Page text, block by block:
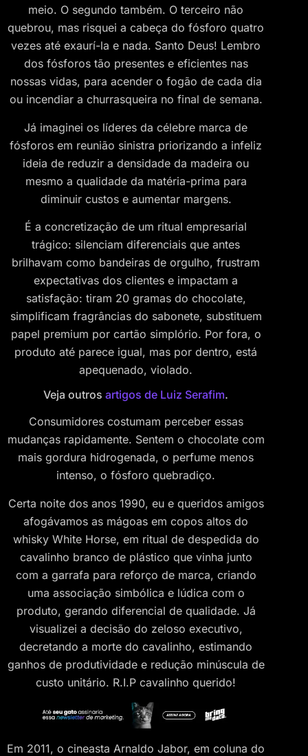
meio. O segundo também. O terceiro não
quebrou, mas risquei a cabeça do fósforo quatro
vezes até exaurí-la e nada. Santo Deus! Lembro
dos fósforos tão presentes e eficientes nas
nossas vidas, para acender o fogão de cada dia
ou incendiar a churrasqueira no final de semana.
Já imaginei os líderes da célebre marca de
fósforos em reunião sinistra priorizando a infeliz
ideia de reduzir a densidade da madeira ou
mesmo a qualidade da matéria-prima para
diminuir custos e aumentar margens.
É a concretização de um ritual empresarial
trágico: silenciam diferenciais que antes
brilhavam como bandeiras de orgulho, frustram
expectativas dos clientes e impactam a
satisfação: tiram 20 gramas do chocolate,
simplificam fragrâncias do sabonete, substituem
papel premium por cartão simplório. Por fora, o
produto até parece igual, mas por dentro, está
apequenado, violado.
Veja outros artigos de Luiz Serafim.
Consumidores costumam perceber essas
mudanças rapidamente. Sentem o chocolate com
mais gordura hidrogenada, o perfume menos
intenso, o fósforo quebradiço.
Certa noite dos anos 1990, eu e queridos amigos
afogávamos as mágoas em copos altos do
whisky White Horse, em ritual de despedida do
cavalinho branco de plástico que vinha junto
com a garrafa para reforço de marca, criando
uma associação simbólica e lúdica com o
produto, gerando diferencial de qualidade. Já
visualizei a decisão do zeloso executivo,
decretando a morte do cavalinho, estimando
ganhos de produtividade e redução minúscula de
custo unitário. R.I.P cavalinho querido!
Em 2011, o cineasta Arnaldo Jabor, em coluna do